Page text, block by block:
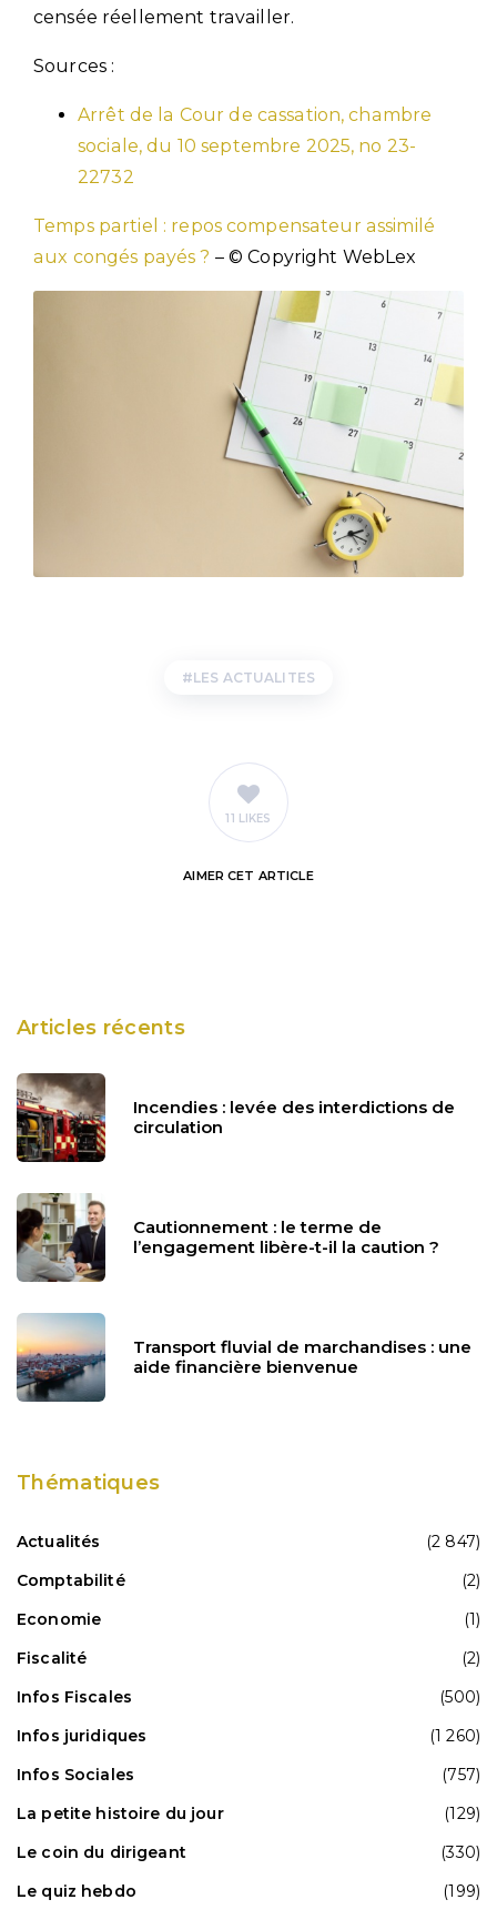
censée réellement travailler.
Sources :
Arrêt de la Cour de cassation, chambre
sociale, du 10 septembre 2025, no 23-
22732
Temps partiel : repos compensateur assimilé
aux congés payés ? – © Copyright WebLex
LES ACTUALITES
11 LIKES
AIMER CET ARTICLE
Articles récents
Incendies : levée des interdictions de
circulation
Cautionnement : le terme de
l’engagement libère-t-il la caution ?
Transport fluvial de marchandises : une
aide financière bienvenue
Thématiques
Actualités
(2 847)
Comptabilité
(2)
Economie
(1)
Fiscalité
(2)
Infos Fiscales
(500)
Infos juridiques
(1 260)
Infos Sociales
(757)
La petite histoire du jour
(129)
Le coin du dirigeant
(330)
Le quiz hebdo
(199)